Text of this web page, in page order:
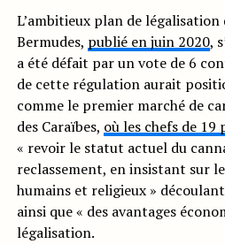
L’ambitieux plan de légalisation
Bermudes, publié en juin 2020,
a été défait par un vote de 6
de cette régulation aurait
comme le premier marché de
des Caraïbes, où les chefs de 19
« revoir le statut actuel du
reclassement, en insistant sur
humains et religieux »
ainsi que « des avantages
légalisation.